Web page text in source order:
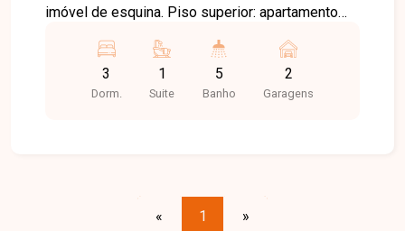
imóvel de esquina. Piso superior: apartamento
03 quartos com jardim de inverno sendo 01 suíte
com closet com armário e banheiro da suíte com
armário sob a pia, box e espelho, banheiro social
eletrônico e interfone. área construída 387m².
3
Dorm.
1
Suite
5
Banho
2
Garagens
« 1 »